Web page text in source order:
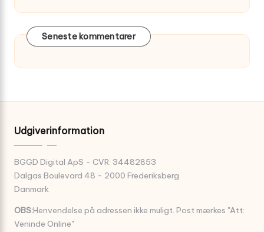
Seneste kommentarer
Udgiverinformation
BGGD Digital ApS - CVR: 34482853
Dalgas Boulevard 48 - 2000 Frederiksberg
Danmark
OBS:Henvendelse på adressen ikke muligt. Post mærkes "Att:
Veninde Online"